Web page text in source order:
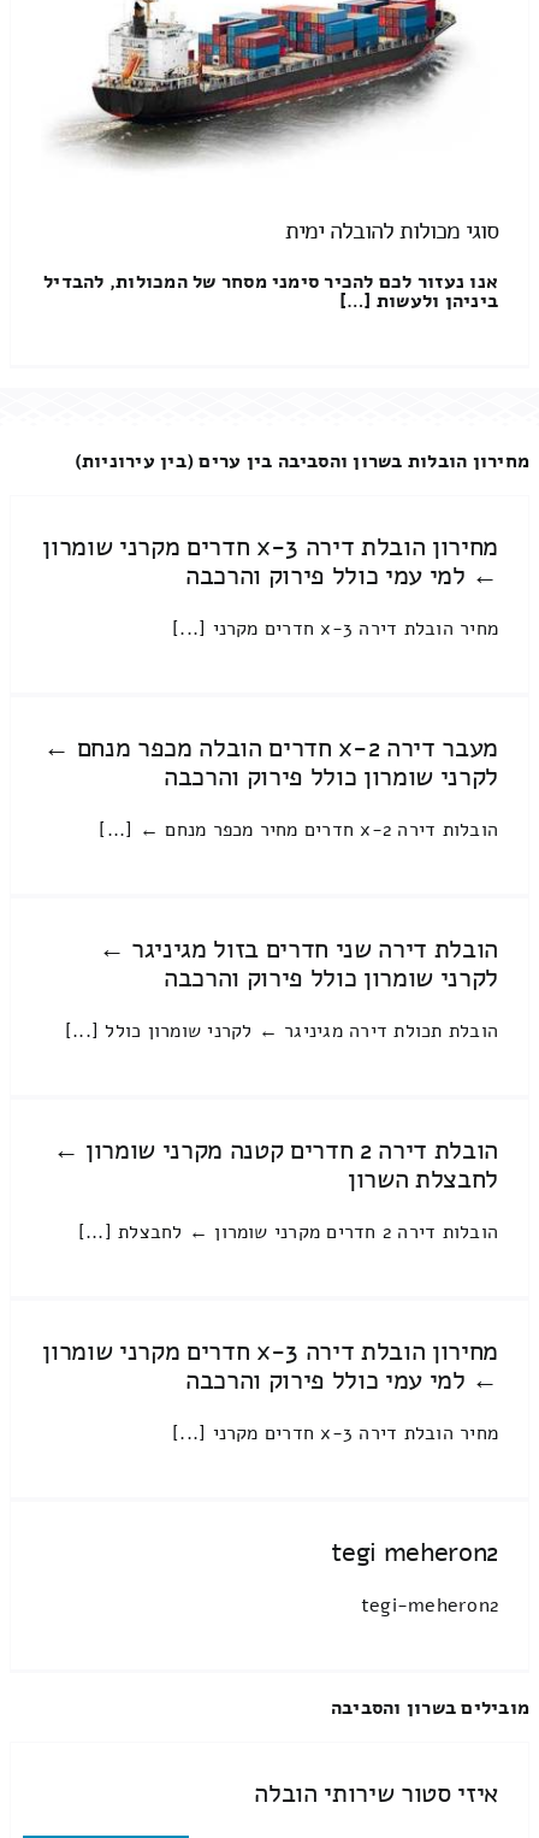
סוגי מכולות להובלה ימית
אנו נעזור לכם להכיר סימני מסחר של המכולות, להבדיל
ביניהן ולעשות […]
מחירון הובלות בשרון והסביבה בין ערים (בין עירוניות)
מחירון הובלת דירה 3-x חדרים מקרני שומרון
← למי עמי כולל פירוק והרכבה
מחיר הובלת דירה 3-x חדרים מקרני [...]
מעבר דירה 2-x חדרים הובלה מכפר מנחם ←
לקרני שומרון כולל פירוק והרכבה
הובלות דירה 2-x חדרים מחיר מכפר מנחם ← [...]
הובלת דירה שני חדרים בזול מגיניגר ←
לקרני שומרון כולל פירוק והרכבה
הובלת תכולת דירה מגיניגר ← לקרני שומרון כולל [...]
הובלת דירה 2 חדרים קטנה מקרני שומרון ←
לחבצלת השרון
הובלות דירה 2 חדרים מקרני שומרון ← לחבצלת [...]
מחירון הובלת דירה 3-x חדרים מקרני שומרון
← למי עמי כולל פירוק והרכבה
מחיר הובלת דירה 3-x חדרים מקרני [...]
tegi meheron2
tegi-meheron2
מובילים בשרון והסביבה
איזי סטור שירותי הובלה